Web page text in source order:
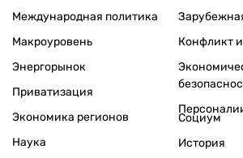
Международная политика
Макроуровень
Энергорынок
Приватизация
Экономика регионов
Конфликт
Наука
Социум
История